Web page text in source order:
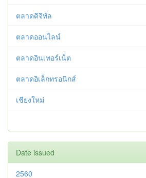
ตลาดดิจิทัล
ตลาดออนไลน์
ตลาดอินเทอร์เน็ต
ตลาดอิเล็กทรอนิกส์
เชียงใหม่
Date issued
2560